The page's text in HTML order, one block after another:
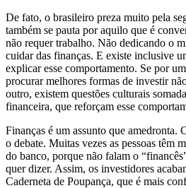
De fato, o brasileiro preza muito pela
também se pauta por aquilo que é
não requer trabalho. Não dedicando o
cuidar das finanças. E existe inclusive
explicar esse comportamento. Se por
procurar melhores formas de investir
outro, existem questões culturais
financeira, que reforçam esse
Finanças é um assunto que amedronta.
o debate. Muitas vezes as pessoas têm
do banco, porque não falam o
quer dizer. Assim, os investidores
Caderneta de Poupança, que é mais